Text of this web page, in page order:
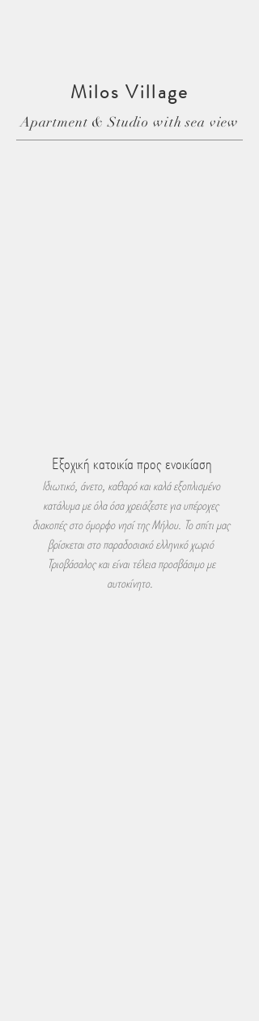
Milos Village
Apartment & Studio with sea view
Εξοχική κατοικία προς ενοικίαση
Ιδιωτικό, άνετο, καθαρό και καλά εξοπλισμένο
κατάλυμα με όλα όσα χρειάζεστε για υπέροχες
διακοπές στο όμορφο νησί της Μήλου. Το σπίτι μας
βρίσκεται στο παραδοσιακό ελληνικό χωριό
Τριοβάσαλος και είναι τέλεια προσβάσιμο με
αυτοκίνητο.